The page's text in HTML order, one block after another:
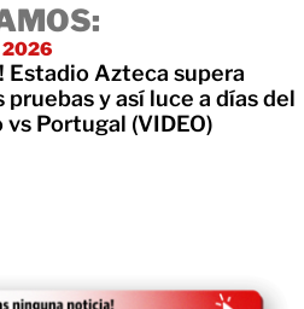
2026
Estadio Azteca supera
pruebas y así luce a días del
vs Portugal (VIDEO)